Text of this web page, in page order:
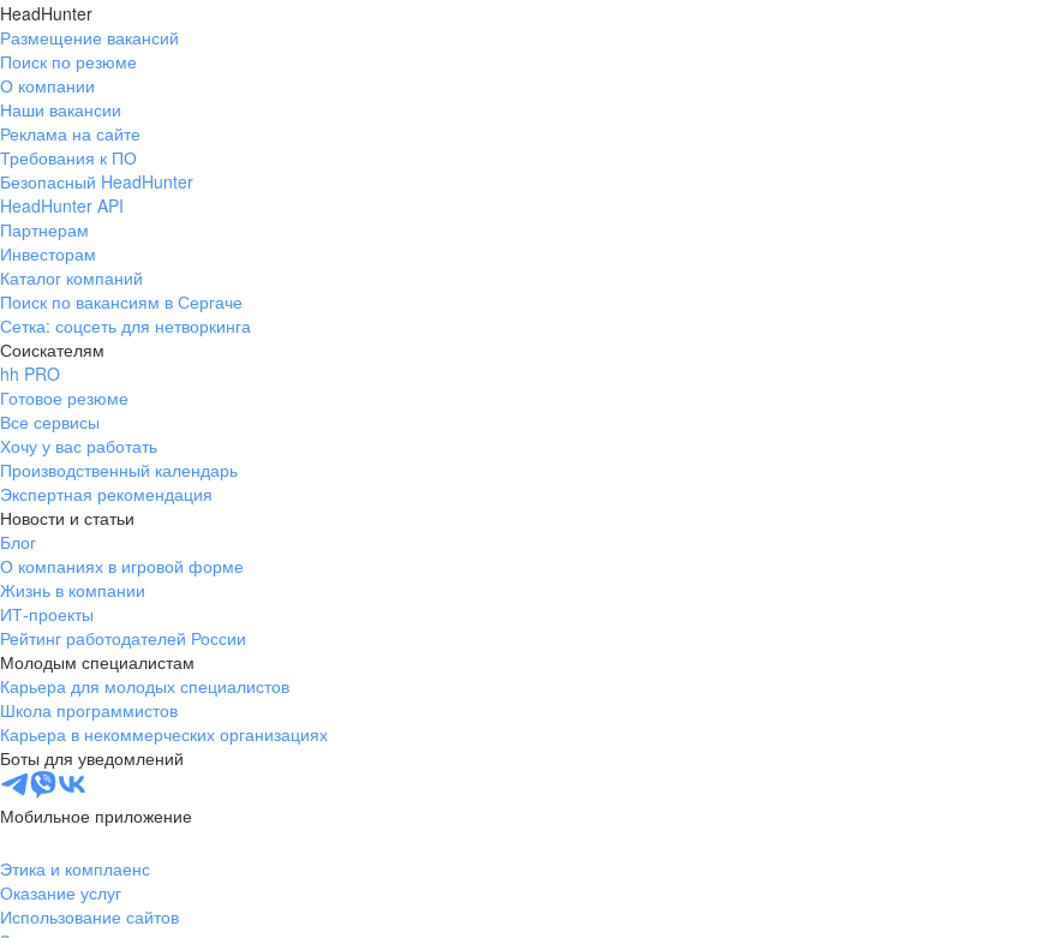
HeadHunter
Размещение вакансий
Поиск по резюме
О компании
Наши вакансии
Реклама на сайте
Требования к ПО
Безопасный HeadHunter
HeadHunter API
Партнерам
Инвесторам
Каталог компаний
Поиск по вакансиям в Сергаче
Сетка: соцсеть для нетворкинга
Соискателям
hh PRO
Готовое резюме
Все сервисы
Хочу у вас работать
Производственный календарь
Экспертная рекомендация
Новости и статьи
Блог
О компаниях в игровой форме
Жизнь в компании
ИТ-проекты
Рейтинг работодателей России
Молодым специалистам
Карьера для молодых специалистов
Школа программистов
Карьера в некоммерческих организациях
Боты для уведомлений
Мобильное приложение
Этика и комплаенс
Оказание услуг
Использование сайтов